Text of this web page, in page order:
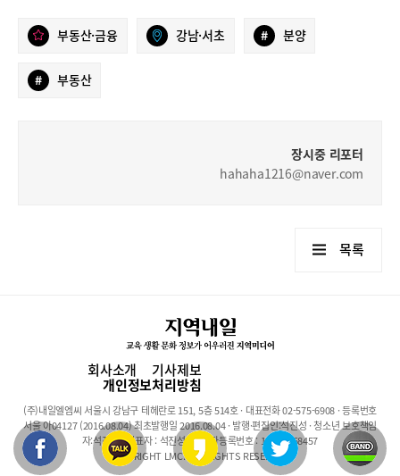
부동산·금융 강남·서초 # 분양
# 부동산
장시중 리포터
hahaha1216@naver.com
목록
회사소개 기사제보
개인정보처리방침
(주)내일엘엠씨 서울시 강남구 테헤란로 151, 5층 514호 · 대표전화 02-575-6908 · 등록번호
서울 아04127 (2016.08.04) 최초발행일 2016.08.04 · 발행·편집인:석진성 · 청소년 보호책임
자:석진성 · 대표자 : 석진성 · 사업자등록번호 : 101-86-68457
COPYRIGHT LMC. ALL RIGHTS RESERVED.